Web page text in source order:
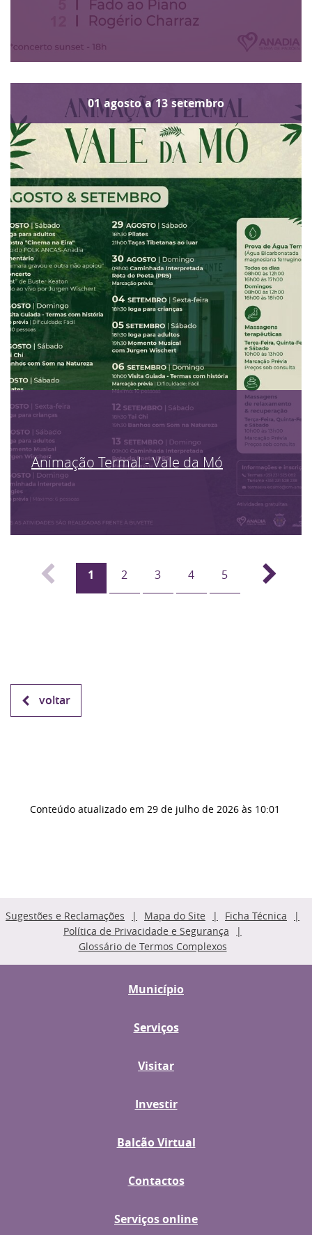
01 agosto a 13 setembro
Animação Termal - Vale da Mó
1 2 3 4 5
voltar
Conteúdo atualizado em 29 de julho de 2026 às 10:01
Sugestões e Reclamações Mapa do Site
Ficha Técnica
Política de Privacidade e Segurança
Glossário de Termos Complexos
Município
Serviços
Visitar
Investir
Balcão Virtual
Contactos
Serviços online